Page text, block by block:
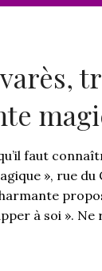
faut
», rue
à soi ».